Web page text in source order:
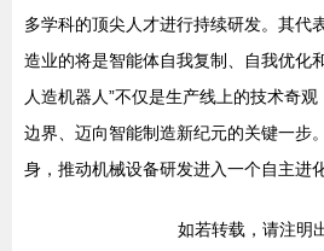
多学科的顶尖人才进行持续研发。其代
造业的将是智能体自我复制、自我优化
人造机器人”不仅是生产线上的技术奇
边界、迈向智能制造新纪元的关键一步
身，推动机械设备研发进入一个自主进
如若转载，请注明